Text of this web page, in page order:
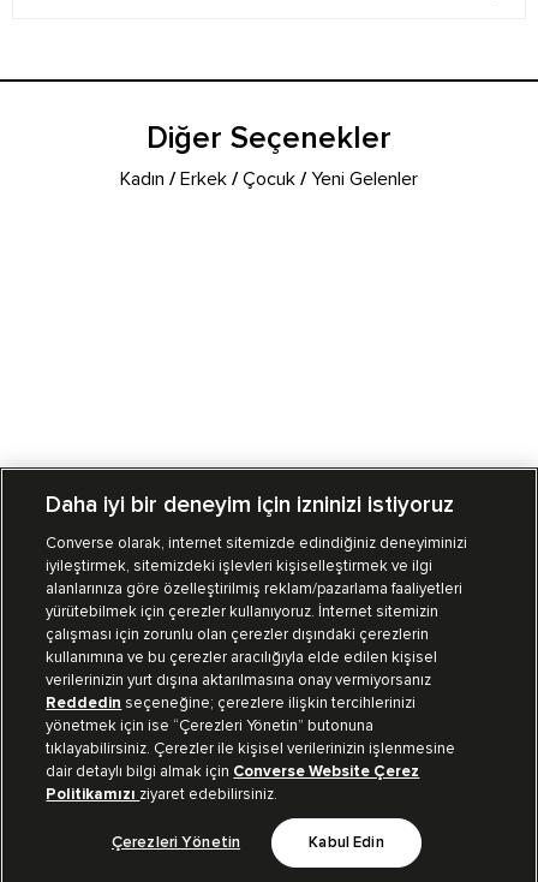
Diğer Seçenekler
Kadın /Erkek /Çocuk /Yeni Gelenler
Mağazalarımız Sipariş Takibi
Müşteri İlişkileri
Koleksiyon
Kurumsal
Bizi Takip Et
Daha iyi bir deneyim için izninizi istiyoruz
Converse olarak, internet sitemizde edindiğiniz deneyiminizi
iyileştirmek, sitemizdeki işlevleri kişiselleştirmek ve ilgi
alanlarınıza göre özelleştirilmiş reklam/pazarlama faaliyetleri
yürütebilmek için çerezler kullanıyoruz. İnternet sitemizin
çalışması için zorunlu olan çerezler dışındaki çerezlerin
kullanımına ve bu çerezler aracılığıyla elde edilen kişisel
verilerinizin yurt dışına aktarılmasına onay vermiyorsanız
Reddedin seçeneğine; çerezlere ilişkin tercihlerinizi
yönetmek için ise “Çerezleri Yönetin” butonuna
tıklayabilirsiniz. Çerezler ile kişisel verilerinizin işlenmesine
dair detaylı bilgi almak için Converse Website Çerez
Politikamızı ziyaret edebilirsiniz.
Çerezleri Yönetin Kabul Edin